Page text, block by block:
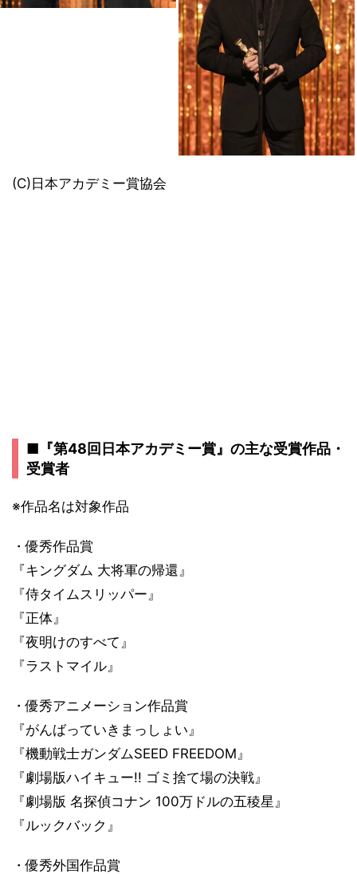
(C)日本アカデミー賞協会
■『第48回日本アカデミー賞』の主な受賞作品・
受賞者
※作品名は対象作品
・優秀作品賞
『キングダム 大将軍の帰還』
『侍タイムスリッパー』
『正体』
『夜明けのすべて』
『ラストマイル』
・優秀アニメーション作品賞
『がんばっていきまっしょい』
『機動戦士ガンダムSEED FREEDOM』
『劇場版ハイキュー!! ゴミ捨て場の決戦』
『劇場版 名探偵コナン 100万ドルの五稜星』
『ルックバック』
・優秀外国作品賞